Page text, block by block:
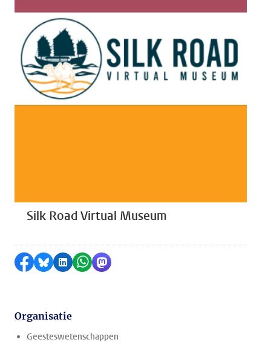
Silk Road Virtual Museum
Delen op Facebook
Delen via Bluesky
Delen op LinkedIn
Delen via WhatsApp
Delen via Mastodon
Organisatie
Geesteswetenschappen